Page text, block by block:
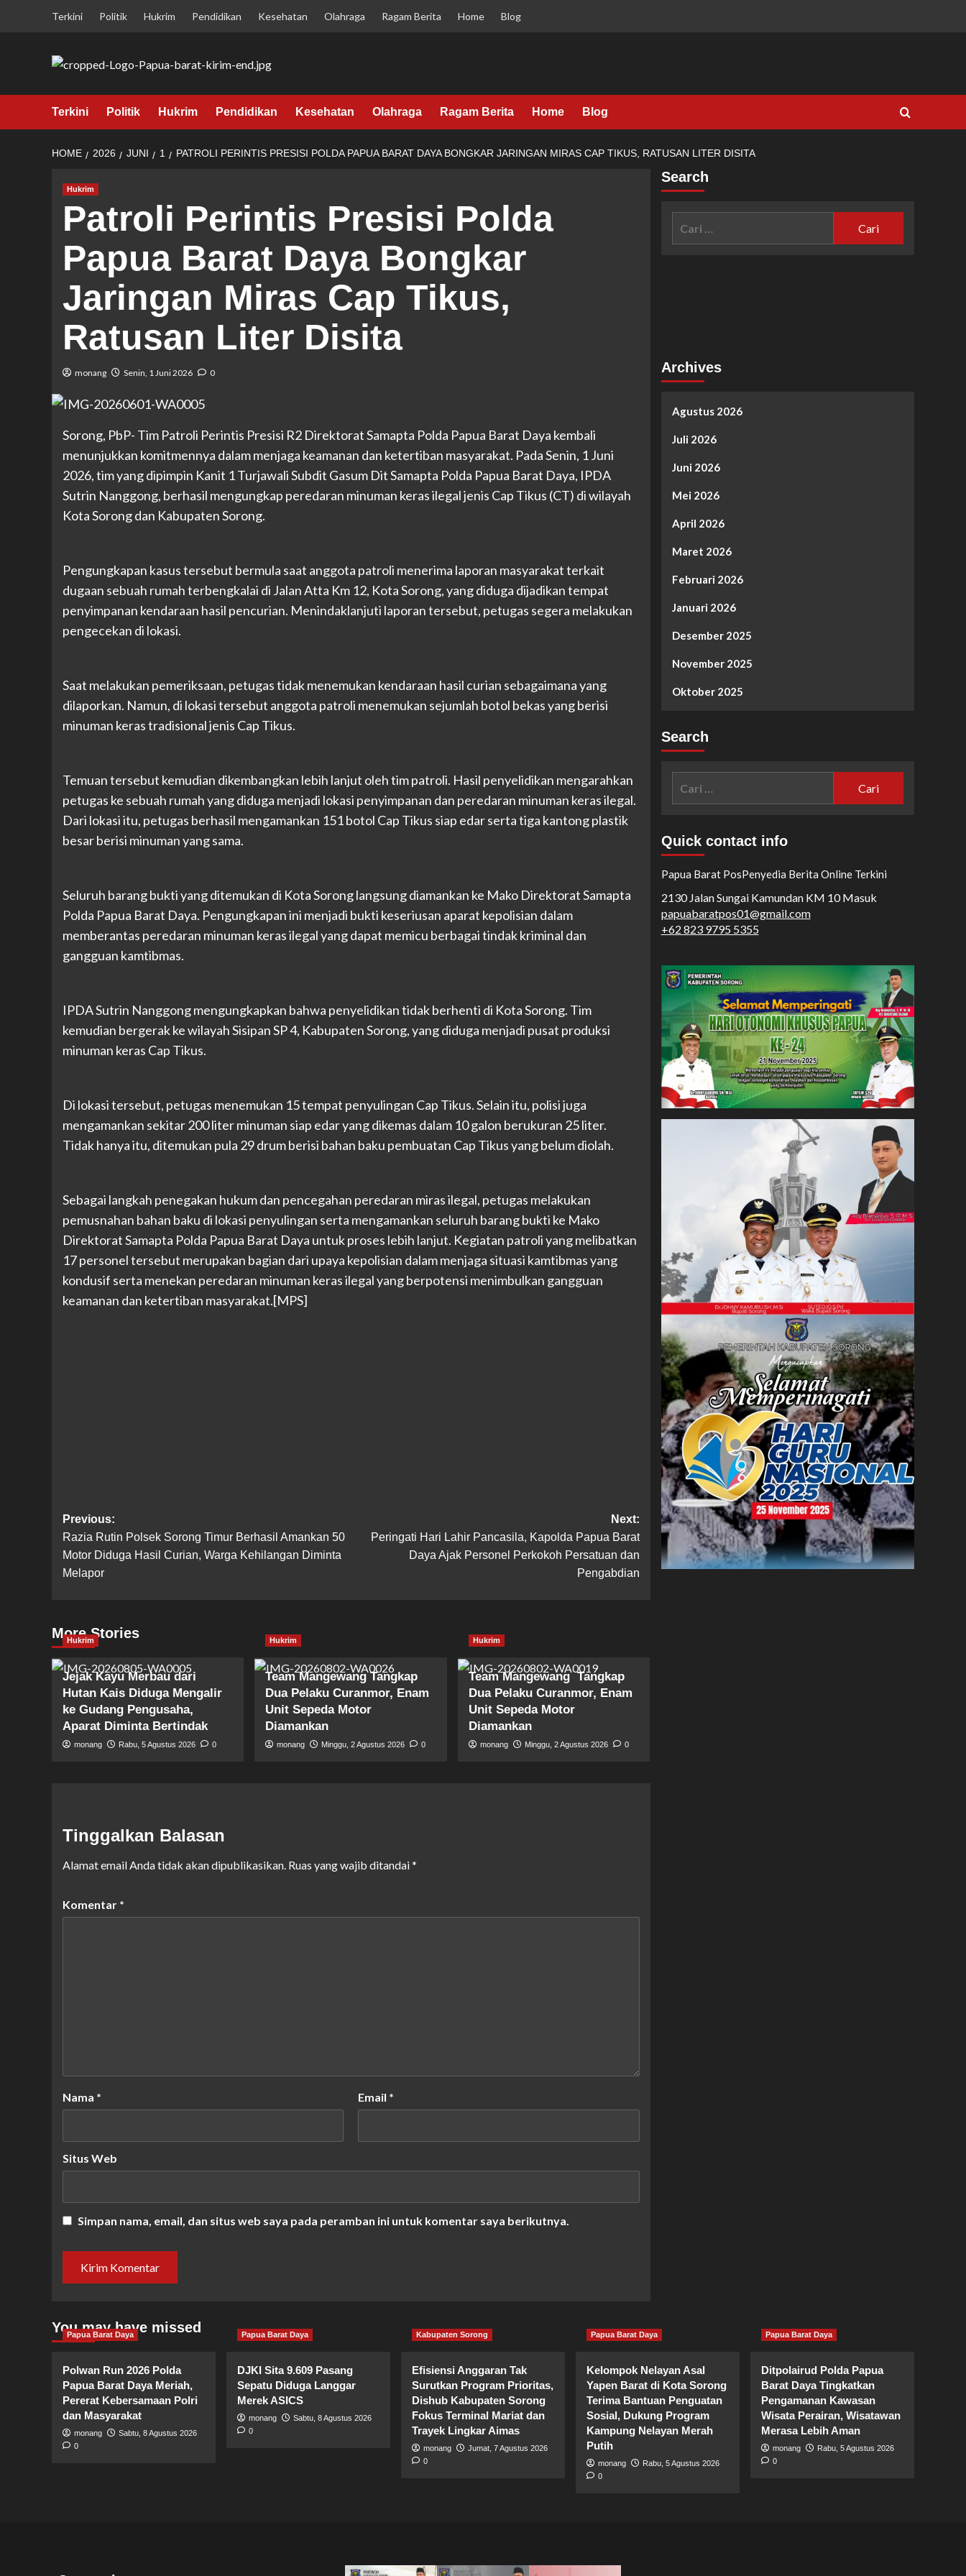
Terkini Politik Hukrim Pendidikan Kesehatan Olahraga Ragam Berita Home Blog
Terkini Politik Hukrim Pendidikan Kesehatan Olahraga Ragam Berita Home Blog
HOME 2026 JUNI 1 PATROLI PERINTIS PRESISI POLDA PAPUA BARAT DAYA BONGKAR JARINGAN MIRAS CAP TIKUS, RATUSAN LITER DISITA
Hukrim
Patroli Perintis Presisi Polda
Papua Barat Daya Bongkar
Jaringan Miras Cap Tikus,
Ratusan Liter Disita
monang Senin, 1 Juni 2026 0
Sorong, PbP- Tim Patroli Perintis Presisi R2 Direktorat Samapta Polda Papua Barat Daya kembali
menunjukkan komitmennya dalam menjaga keamanan dan ketertiban masyarakat. Pada Senin, 1 Juni
2026, tim yang dipimpin Kanit 1 Turjawali Subdit Gasum Dit Samapta Polda Papua Barat Daya, IPDA
Sutrin Nanggong, berhasil mengungkap peredaran minuman keras ilegal jenis Cap Tikus (CT) di wilayah
Kota Sorong dan Kabupaten Sorong.
Pengungkapan kasus tersebut bermula saat anggota patroli menerima laporan masyarakat terkait
dugaan sebuah rumah terbengkalai di Jalan Atta Km 12, Kota Sorong, yang diduga dijadikan tempat
penyimpanan kendaraan hasil pencurian. Menindaklanjuti laporan tersebut, petugas segera melakukan
pengecekan di lokasi.
Saat melakukan pemeriksaan, petugas tidak menemukan kendaraan hasil curian sebagaimana yang
dilaporkan. Namun, di lokasi tersebut anggota patroli menemukan sejumlah botol bekas yang berisi
minuman keras tradisional jenis Cap Tikus.
Temuan tersebut kemudian dikembangkan lebih lanjut oleh tim patroli. Hasil penyelidikan mengarahkan
petugas ke sebuah rumah yang diduga menjadi lokasi penyimpanan dan peredaran minuman keras ilegal.
Dari lokasi itu, petugas berhasil mengamankan 151 botol Cap Tikus siap edar serta tiga kantong plastik
besar berisi minuman yang sama.
Seluruh barang bukti yang ditemukan di Kota Sorong langsung diamankan ke Mako Direktorat Samapta
Polda Papua Barat Daya. Pengungkapan ini menjadi bukti keseriusan aparat kepolisian dalam
memberantas peredaran minuman keras ilegal yang dapat memicu berbagai tindak kriminal dan
gangguan kamtibmas.
IPDA Sutrin Nanggong mengungkapkan bahwa penyelidikan tidak berhenti di Kota Sorong. Tim
kemudian bergerak ke wilayah Sisipan SP 4, Kabupaten Sorong, yang diduga menjadi pusat produksi
minuman keras Cap Tikus.
Di lokasi tersebut, petugas menemukan 15 tempat penyulingan Cap Tikus. Selain itu, polisi juga
mengamankan sekitar 200 liter minuman siap edar yang dikemas dalam 10 galon berukuran 25 liter.
Tidak hanya itu, ditemukan pula 29 drum berisi bahan baku pembuatan Cap Tikus yang belum diolah.
Sebagai langkah penegakan hukum dan pencegahan peredaran miras ilegal, petugas melakukan
pemusnahan bahan baku di lokasi penyulingan serta mengamankan seluruh barang bukti ke Mako
Direktorat Samapta Polda Papua Barat Daya untuk proses lebih lanjut. Kegiatan patroli yang melibatkan
17 personel tersebut merupakan bagian dari upaya kepolisian dalam menjaga situasi kamtibmas yang
kondusif serta menekan peredaran minuman keras ilegal yang berpotensi menimbulkan gangguan
keamanan dan ketertiban masyarakat.[MPS]
Post
navigation
Previous:
Razia Rutin Polsek Sorong Timur Berhasil Amankan 50
Motor Diduga Hasil Curian, Warga Kehilangan Diminta
Melapor
Next:
Peringati Hari Lahir Pancasila, Kapolda Papua Barat
Daya Ajak Personel Perkokoh Persatuan dan
Pengabdian
More Stories
Hukrim
Jejak Kayu Merbau dari
Hutan Kais Diduga Mengalir
ke Gudang Pengusaha,
Aparat Diminta Bertindak
monang Rabu, 5 Agustus 2026 0
Hukrim
Team Mangewang Tangkap
Dua Pelaku Curanmor, Enam
Unit Sepeda Motor
Diamankan
monang Minggu, 2 Agustus 2026 0
Hukrim
Team Mangewang Tangkap
Dua Pelaku Curanmor, Enam
Unit Sepeda Motor
Diamankan
monang Minggu, 2 Agustus 2026 0
Tinggalkan Balasan
Alamat email Anda tidak akan dipublikasikan. Ruas yang wajib ditandai*
Komentar *
Nama * Email *
Situs Web
Simpan nama, email, dan situs web saya pada peramban ini untuk komentar saya berikutnya.
Search
Archives
Agustus 2026
Juli 2026
Juni 2026
Mei 2026
April 2026
Maret 2026
Februari 2026
Januari 2026
Desember 2025
November 2025
Oktober 2025
Search
Quick contact info
Papua Barat PosPenyedia Berita Online Terkini
2130 Jalan Sungai Kamundan KM 10 Masuk
papuabaratpos01@gmail.com
+62 823 9795 5355
You may have missed
Papua Barat Daya
Polwan Run 2026 Polda
Papua Barat Daya Meriah,
Pererat Kebersamaan Polri
dan Masyarakat
monang
Sabtu, 8 Agustus 2026
0
Papua Barat Daya
DJKI Sita 9.609 Pasang
Sepatu Diduga Langgar
Merek ASICS
monang
Sabtu, 8 Agustus 2026
0
Kabupaten Sorong
Efisiensi Anggaran Tak
Surutkan Program Prioritas,
Dishub Kabupaten Sorong
Fokus Terminal Mariat dan
Trayek Lingkar Aimas
monang
Jumat, 7 Agustus 2026
0
Papua Barat Daya
Kelompok Nelayan Asal
Yapen Barat di Kota Sorong
Terima Bantuan Penguatan
Sosial, Dukung Program
Kampung Nelayan Merah
Putih
monang
Rabu, 5 Agustus 2026
0
Papua Barat Daya
Ditpolairud Polda Papua
Barat Daya Tingkatkan
Pengamanan Kawasan
Wisata Perairan, Wisatawan
Merasa Lebih Aman
monang
Rabu, 5 Agustus 2026
0